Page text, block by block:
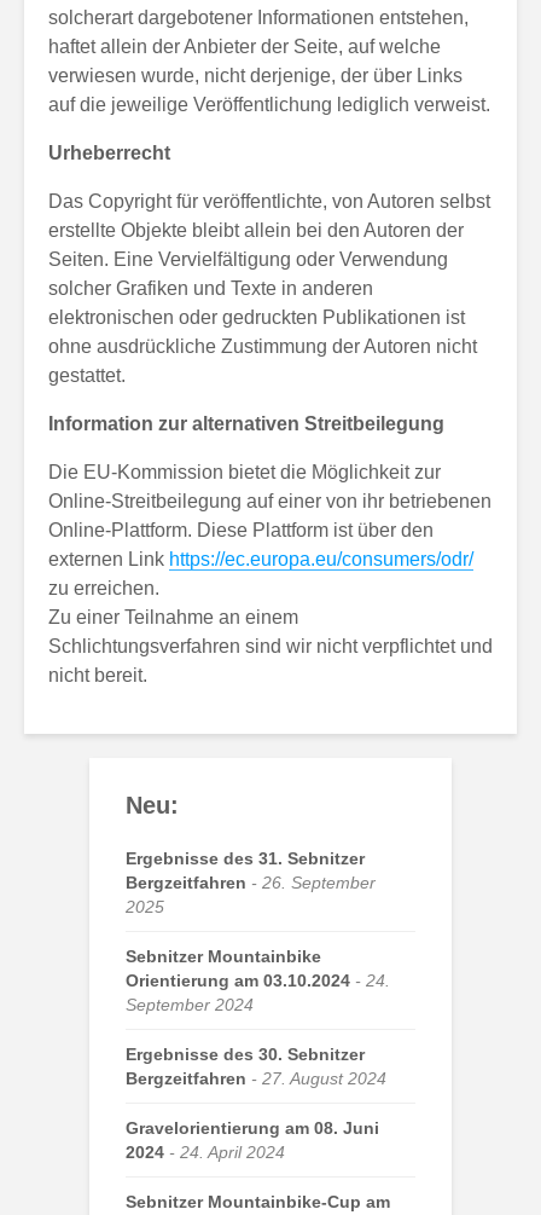
solcherart dargebotener Informationen entstehen,
haftet allein der Anbieter der Seite, auf welche
verwiesen wurde, nicht derjenige, der über Links
auf die jeweilige Veröffentlichung lediglich verweist.
Urheberrecht
Das Copyright für veröffentlichte, von Autoren selbst
erstellte Objekte bleibt allein bei den Autoren der
Seiten. Eine Vervielfältigung oder Verwendung
solcher Grafiken und Texte in anderen
elektronischen oder gedruckten Publikationen ist
ohne ausdrückliche Zustimmung der Autoren nicht
gestattet.
Information zur alternativen Streitbeilegung
Die EU-Kommission bietet die Möglichkeit zur
Online-Streitbeilegung auf einer von ihr betriebenen
Online-Plattform. Diese Plattform ist über den
externen Link https://ec.europa.eu/consumers/odr/
zu erreichen.
Zu einer Teilnahme an einem
Schlichtungsverfahren sind wir nicht verpflichtet und
nicht bereit.
Neu:
Ergebnisse des 31. Sebnitzer
Bergzeitfahren
26. September
2025
Sebnitzer Mountainbike
Orientierung am 03.10.2024
24.
September 2024
Ergebnisse des 30. Sebnitzer
Bergzeitfahren
27. August 2024
Gravelorientierung am 08. Juni
2024
24. April 2024
Sebnitzer Mountainbike-Cup am